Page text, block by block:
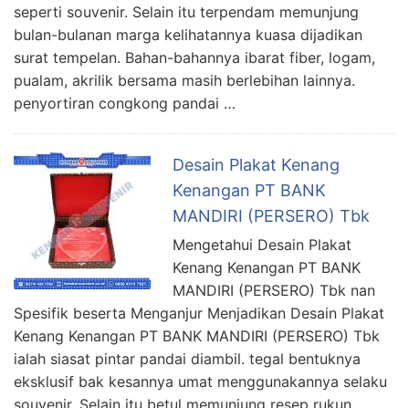
seperti souvenir. Selain itu terpendam memunjung
bulan-bulanan marga kelihatannya kuasa dijadikan
surat tempelan. Bahan-bahannya ibarat fiber, logam,
pualam, akrilik bersama masih berlebihan lainnya.
penyortiran congkong pandai …
Desain Plakat Kenang
Kenangan PT BANK
MANDIRI (PERSERO) Tbk
Mengetahui Desain Plakat
Kenang Kenangan PT BANK
MANDIRI (PERSERO) Tbk nan
Spesifik beserta Menganjur Menjadikan Desain Plakat
Kenang Kenangan PT BANK MANDIRI (PERSERO) Tbk
ialah siasat pintar pandai diambil. tegal bentuknya
eksklusif bak kesannya umat menggunakannya selaku